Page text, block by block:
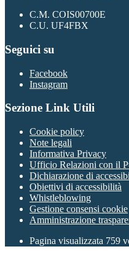
C.M. COIS00700E
C.U. UF4FBX
Seguici su
Facebook
Instagram
Sezione Link Utili
Cookie policy
Note legali
Informativa Privacy
Ufficio Relazioni con il
Dichiarazione di
Obiettivi di accessibilità
Whistleblowing
Gestione consensi cookie
Amministrazione
Pagina visualizzata 759